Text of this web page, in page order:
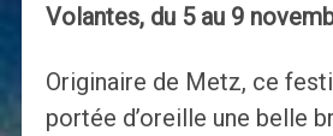
Volantes, du 5 au 9
Originaire de Metz, ce
portée d’oreille une belle